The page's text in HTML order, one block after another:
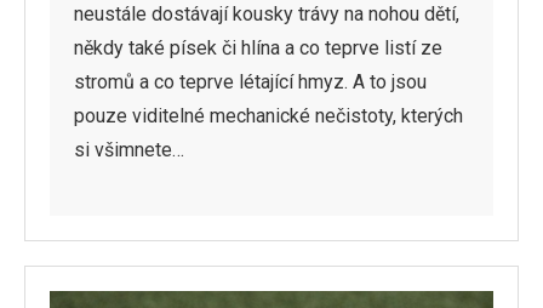
neustále dostávají kousky trávy na nohou dětí,
někdy také písek či hlína a co teprve listí ze
stromů a co teprve létající hmyz. A to jsou
pouze viditelné mechanické nečistoty, kterých
si všimnete…